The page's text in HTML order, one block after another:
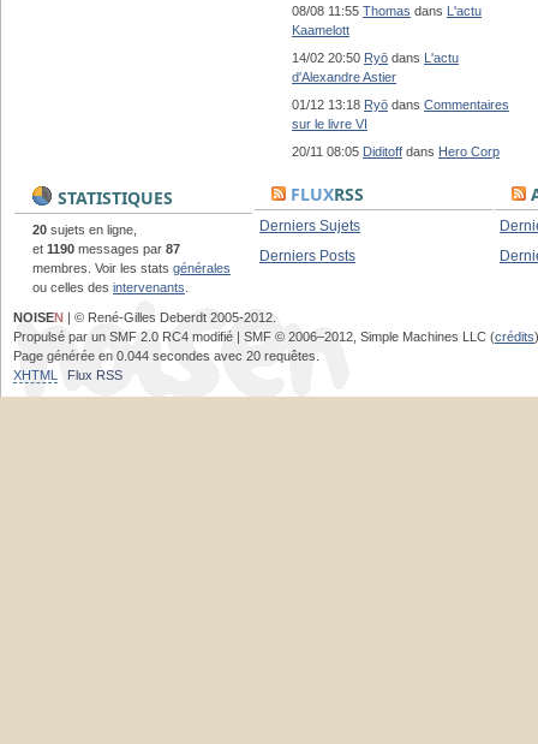
08/08 11:55 Thomas dans L'actu
Kaamelott
14/02 20:50 Ryō dans L'actu
d'Alexandre Astier
01/12 13:18 Ryō dans Commentaires
sur le livre VI
20/11 08:05 Diditoff dans Hero Corp
STATISTIQUES
20 sujets en ligne,
et 1190 messages par 87
membres. Voir les stats générales
ou celles des intervenants
FLUXRSS
Derniers Sujets
Derniers Posts
NOISEN | © René-Gilles Deberdt 2005-2012.
Propulsé par un SMF 2.0 RC4 modifié | SMF © 2006–2012, Simple Machines LLC (crédits)
Page générée en 0.044 secondes avec 20 requêtes.
XHTML
Flux RSS